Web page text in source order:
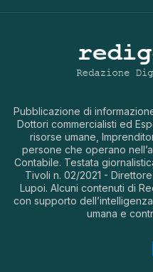
Pubblicazione di
Dottori commercialisti ed
risorse umane,
persone che operano
Contabile. Testata
Tivoli n. 02/2021 -
Lupoi. Alcuni contenuti di
con supporto
umana e